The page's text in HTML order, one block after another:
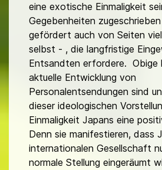
eine exotische Einmaligkeit
Gegebenheiten
gefördert auch von Seiten
selbst - , die langfristige
Entsandten erfordere. Obige
aktuelle Entwicklung von
Personalentsendungen sind
dieser ideologischen
Einmaligkeit Japans eine
Denn sie manifestieren, dass
internationalen Gesellschaft
normale Stellung eingeräumt